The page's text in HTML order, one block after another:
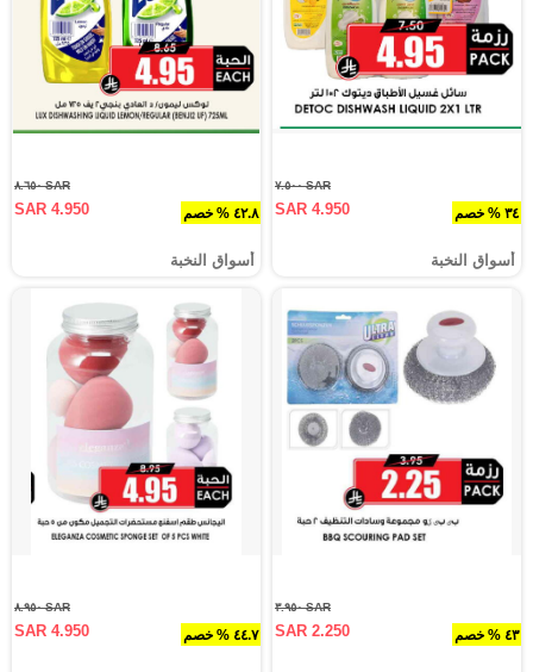
٣٤ % خصم
SAR ٧.٥٠٠
SAR 4.950
أسواق النخبة
٤٢.٨ % خصم
SAR ٨.٦٥٠
SAR 4.950
أسواق النخبة
٤٣ % خصم
SAR ٣.٩٥٠
SAR 2.250 ٤٤.٧ % خصم
SAR ٨.٩٥٠
SAR 4.950